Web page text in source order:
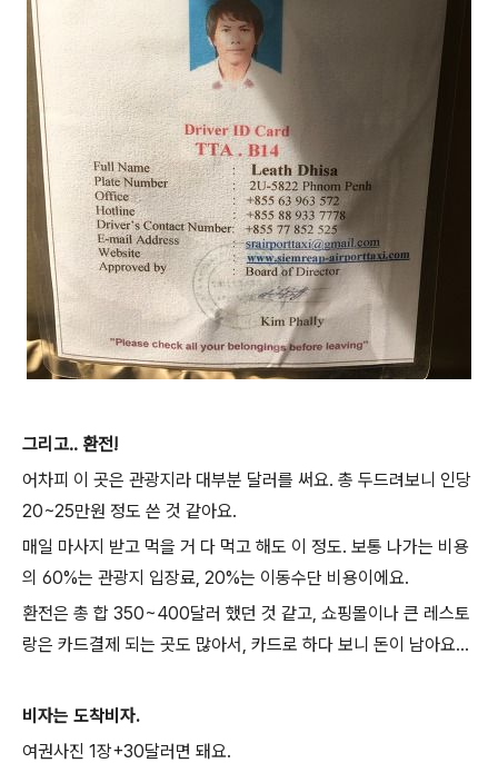
그리고.. 환전!
어차피 이 곳은 관광지라 대부분 달러를 써요. 총 두드려보니 인당
20~25만원 정도 쓴 것 같아요.
매일 마사지 받고 먹을 거 다 먹고 해도 이 정도. 보통 나가는 비용
의 60%는 관광지 입장료, 20%는 이동수단 비용이에요.
환전은 총 합 350~400달러 했던 것 같고, 쇼핑몰이나 큰 레스토
랑은 카드결제 되는 곳도 많아서, 카드로 하다 보니 돈이 남아요...
비자는 도착비자.
여권사진 1장+30달러면 돼요.